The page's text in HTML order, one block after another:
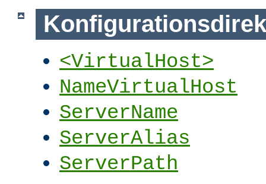
<VirtualHost>
NameVirtualHost
ServerName
ServerAlias
ServerPath